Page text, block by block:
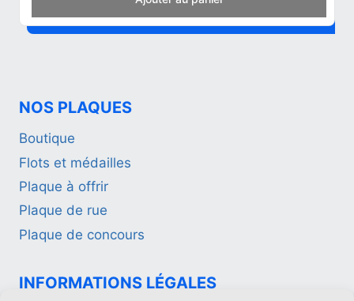
NOS PLAQUES
Boutique
Flots et médailles
Plaque à offrir
Plaque de rue
Plaque de concours
INFORMATIONS LÉGALES